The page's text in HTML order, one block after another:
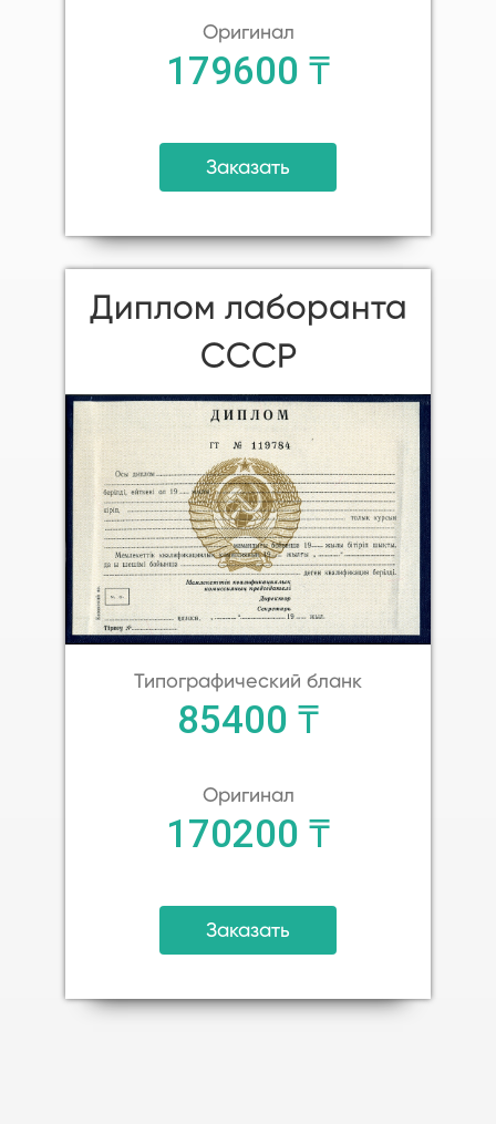
Оригинал
179600 ₸
Заказать
Диплом лаборанта
СССР
Типографический бланк
85400 ₸
Оригинал
170200 ₸
Заказать